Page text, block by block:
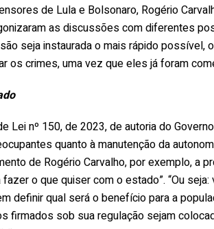
de Lula e Bolsonaro, Rogério
as discussões com diferentes
seja instaurada o mais rápido possível,
os crimes, uma vez que eles já foram
Lei nº 150, de 2023, de autoria do
quanto à manutenção da
de Rogério Carvalho, por exemplo, a
o que quiser com o estado”. “Ou seja:
definir qual será o benefício para a
firmados sob sua regulação sejam